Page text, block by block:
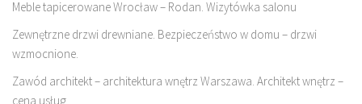
Meble tapicerowane Wrocław – Rodan. Wizytówka salonu
Zewnętrzne drzwi drewniane. Bezpieczeństwo w domu – drzwi
wzmocnione.
Zawód architekt – architektura wnętrz Warszawa. Architekt wnętrz –
cena usług